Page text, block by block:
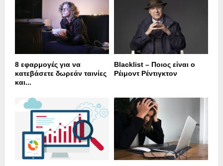
8 εφαρμογές για να
κατεβάσετε δωρεάν ταινίες
και...
Blacklist – Ποιος είναι ο
Ρέιμοντ Ρέντιγκτον